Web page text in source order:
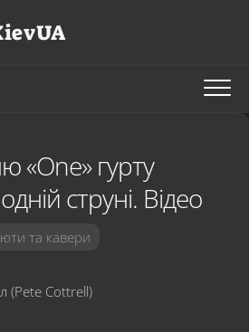
«One» гурту
струні. Відео
та кавери